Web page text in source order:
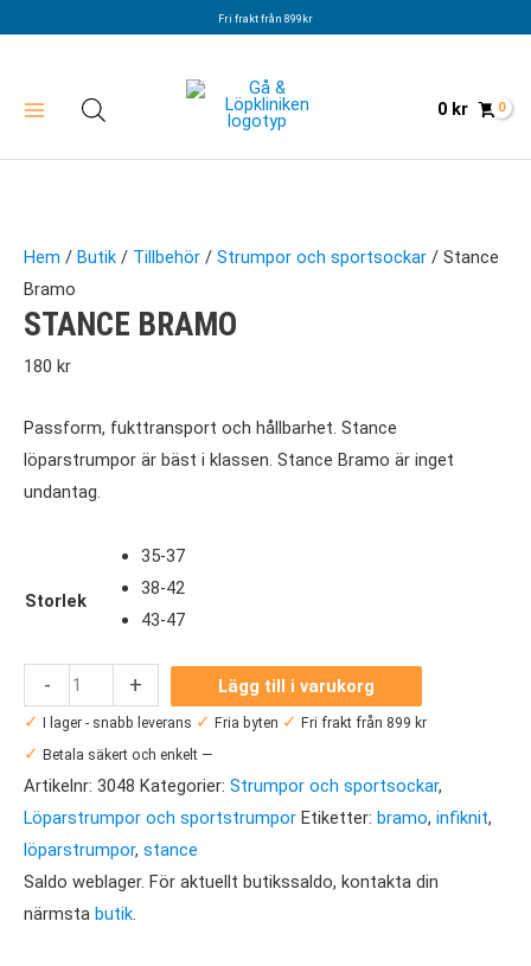
Fri frakt från 899kr
0 kr
Hem / Butik / Tillbehör / Strumpor och sportsockar / Stance
Bramo
STANCE BRAMO
180 kr
Passform, fukttransport och hållbarhet. Stance
löparstrumpor är bäst i klassen. Stance Bramo är inget
undantag.
Storlek
35-37
38-42
43-47
-
Stance
Bramo
+
Lägg till i varukorg
✓
I lager - snabb leverans ✓ Fria byten ✓ Fri frakt från 899 kr
✓ Betala säkert och enkelt —
Artikelnr: 3048 Kategorier: Strumpor och sportsockar,
Löparstrumpor och sportstrumpor Etiketter: bramo, infiknit,
löparstrumpor, stance
Saldo weblager. För aktuellt butikssaldo, kontakta din
närmsta butik.